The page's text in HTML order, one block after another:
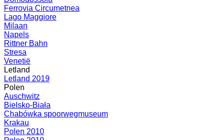
Ferrovia Circumetnea
Lago Maggiore
Milaan
Napels
Rittner Bahn
Stresa
Venetië
Letland
Letland 2019
Polen
Auschwitz
Bielsko-Biała
Chabówka spoorwegmuseum
Krakau
Polen 2010